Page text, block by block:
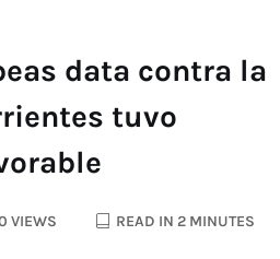
data contra la
tuvo
VIEWS READ IN 2 MINUTES